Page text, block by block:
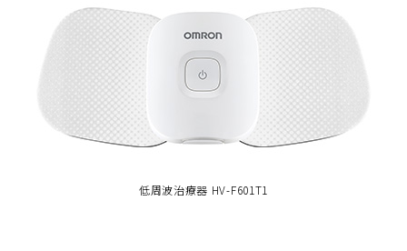
低周波治療器 HV-F601T1